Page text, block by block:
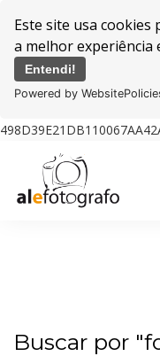
Este site usa
a melhor experiência
Entendi!
Powered by
Buscar por